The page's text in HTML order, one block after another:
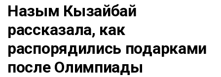
Назым Кызайбай
рассказала, как
распорядились подарками
после Олимпиады